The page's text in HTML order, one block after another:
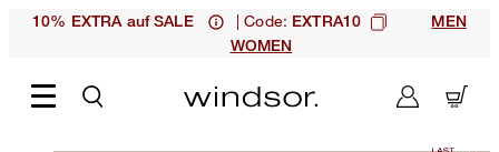
10% EXTRA auf SALE | Code: EXTRA10
MEN
WOMEN